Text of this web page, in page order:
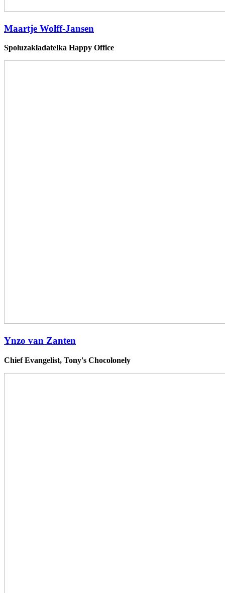
Maartje Wolff-Jansen
Spoluzakladatelka Happy Office
Ynzo van Zanten
Chief Evangelist, Tony's Chocolonely